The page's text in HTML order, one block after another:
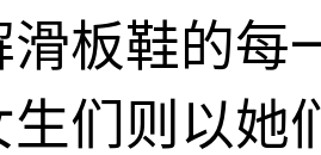
滑板鞋的每
生们则以她